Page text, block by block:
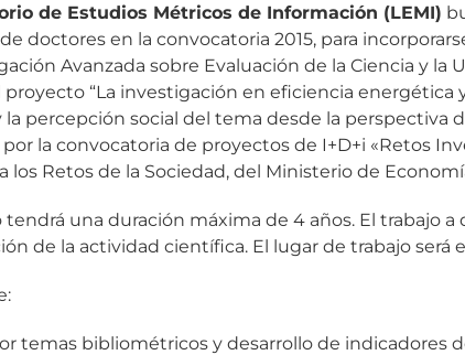
de Estudios Métricos de Información (LEMI)
doctores en la convocatoria 2015, para
Avanzada sobre Evaluación de la Ciencia y la
proyecto “La investigación en eficiencia
percepción social del tema desde la perspectiva
la convocatoria de proyectos de I+D+i «Retos
los Retos de la Sociedad, del Ministerio de
tendrá una duración máxima de 4 años. El trabajo
de la actividad científica. El lugar de trabajo será
temas bibliométricos y desarrollo de indicadores